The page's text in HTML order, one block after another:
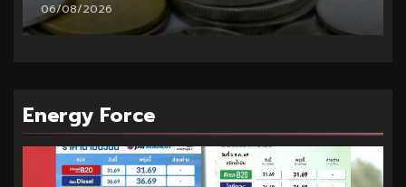
06/08/2026
Energy Force